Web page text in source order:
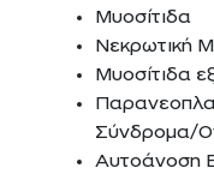
Μυοσίτιδα
Νεκρωτική
Μυοσίτιδα
Σύνδρομα/
Αυτοάνοση